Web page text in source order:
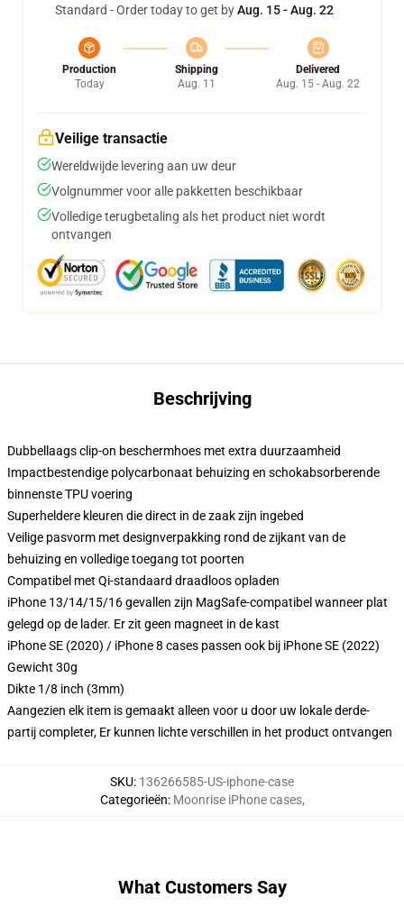
Standard - Order today to get byAug. 15 - Aug. 22
Production
Today
Shipping
Aug. 11
Delivered
Aug. 15 - Aug. 22
Veilige transactie
Wereldwijde levering aan uw deur
Volgnummer voor alle pakketten beschikbaar
Volledige terugbetaling als het product niet wordt
ontvangen
Beschrijving
Dubbellaags clip-on beschermhoes met extra duurzaamheid
Impactbestendige polycarbonaat behuizing en schokabsorberende
binnenste TPU voering
Superheldere kleuren die direct in de zaak zijn ingebed
Veilige pasvorm met designverpakking rond de zijkant van de
behuizing en volledige toegang tot poorten
Compatibel met Qi-standaard draadloos opladen
iPhone 13/14/15/16 gevallen zijn MagSafe-compatibel wanneer plat
gelegd op de lader. Er zit geen magneet in de kast
iPhone SE (2020) / iPhone 8 cases passen ook bij iPhone SE (2022)
Gewicht 30g
Dikte 1/8 inch (3mm)
Aangezien elk item is gemaakt alleen voor u door uw lokale derde-
partij completer, Er kunnen lichte verschillen in het product ontvangen
SKU: 136266585-US-iphone-case
Categorieën: Moonrise iPhone cases,
What Customers Say